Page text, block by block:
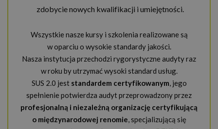
zdobycie nowych kwalifikacji i umiejętności.
Wszystkie nasze kursy i szkolenia realizowane są
w oparciu o wysokie standardy jakości.
Nasza instytucja przechodzi rygorystyczne audyty raz
w roku by utrzymać wysoki standard usług.
SUS 2.0 jest standardem certyfikowanym, jego
spełnienie potwierdza audyt przeprowadzony przez
profesjonalną i niezależną organizację certyfikującą
o międzynarodowej renomie, specjalizującą się